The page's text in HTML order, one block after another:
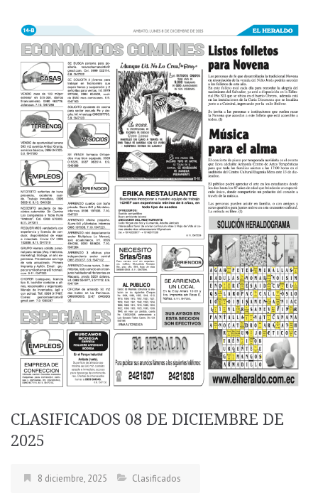
CLASIFICADOS 08 DE DICIEMBRE DE
2025
8 diciembre, 2025 Clasificados